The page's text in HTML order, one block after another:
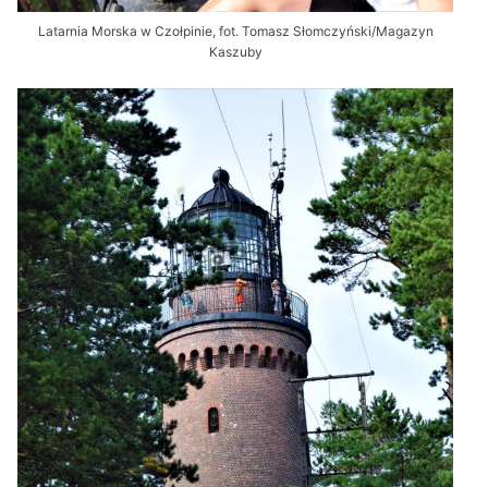
Latarnia Morska w Czołpinie, fot. Tomasz Słomczyński/Magazyn
Kaszuby